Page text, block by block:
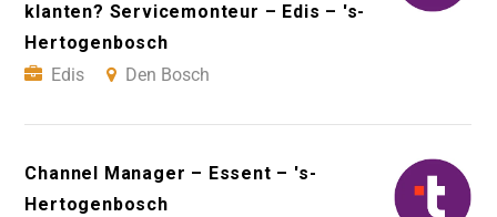
klanten? Servicemonteur – Edis – 's-
Hertogenbosch
Edis
Den Bosch
Channel Manager – Essent – 's-
Hertogenbosch